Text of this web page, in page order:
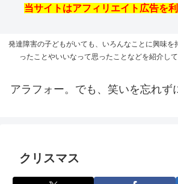
当サイトはアフィリエイト広告を利
発達障害の子どもがいても、いろんなことに興味を
ったことやいいなって思ったことなどを紹介し
アラフォー。でも、笑いを忘れず
クリスマス